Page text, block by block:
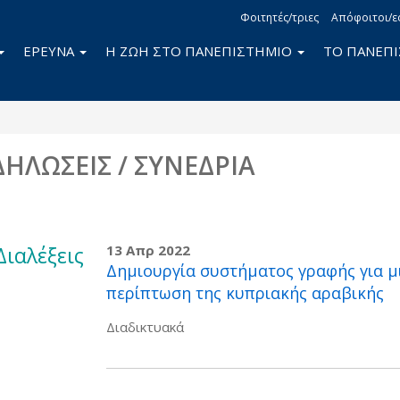
Φοιτητές/τριες Απόφοιτοι/
ΕΡΕΥΝΑ Η ΖΩΗ ΣΤΟ ΠΑΝΕΠΙΣΤΗΜΙΟ ΤΟ
/ ΣΥΝΕΔΡΙΑ
13 Απρ 2022
Δημιουργία συστήματος γραφής για
περίπτωση της κυπριακής αραβικής
Διαδικτυακά